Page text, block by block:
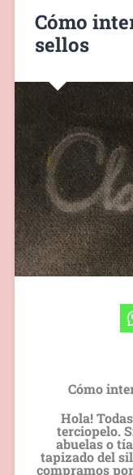
Cómo
sellos
Cómo
Hola!
terciopelo.
abuelas o
tapizado del
compramos